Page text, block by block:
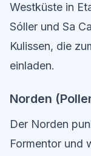
Westküste in
Sóller und Sa
Kulissen, die
einladen.
Norden
Der Norden
Formentor und